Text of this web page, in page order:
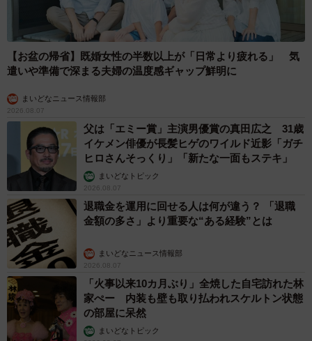
【お盆の帰省】既婚女性の半数以上が「日常より疲れる」 気
遣いや準備で深まる夫婦の温度感ギャップ鮮明に
まいどなニュース情報部
2026.08.07
父は「エミー賞」主演男優賞の真田広之 31歳
イケメン俳優が長髪ヒゲのワイルド近影「ガチ
ヒロさんそっくり」「新たな一面もステキ」
まいどなトピック
2026.08.07
退職金を運用に回せる人は何が違う？ 「退職
金額の多さ」より重要な“ある経験”とは
まいどなニュース情報部
2026.08.07
「火事以来10カ月ぶり」全焼した自宅訪れた林
家ぺー 内装も壁も取り払われスケルトン状態
の部屋に呆然
まいどなトピック